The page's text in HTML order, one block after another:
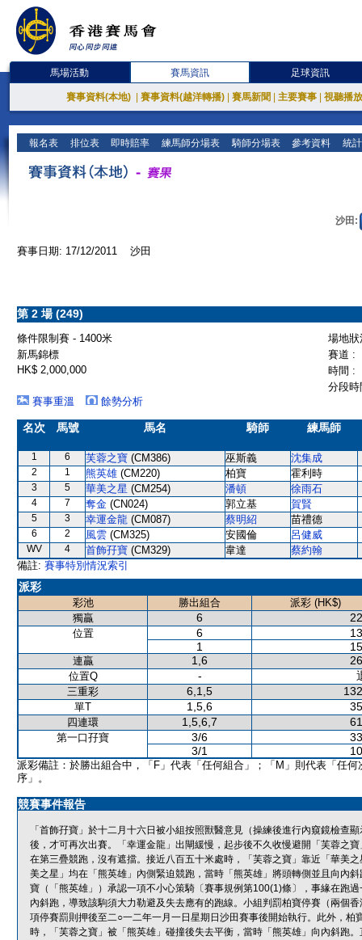
馬場活動 賽馬資訊 足球資訊
賽事資料(本地) 賽事資料(越洋轉播) 賽馬新聞 主要賽事 視聽播
報名表 排位表 即時賠率 練馬師分場表 騎師分場表 參考資料 統
沙田:
賽事日期: 17/12/2011 沙田
第 2 場 (249)
條件限制賽 - 1400米
場地
新馬錦標
賽道 :
HK$ 2,000,000
時間 :
分段
賽事重溫
餘勢分析
名次 馬號 馬名 騎師 練馬師
1 6 芙蓉之寶 (CM386) 巫斯義 沈集成
2 1 熊英雄 (CM220) 柏寶 霍利時
3 5 華美之星 (CM254) 潘頓 徐雨石
4 7 奪金 (CN024) 郭立基 賀賢
5 3 幸運金龍 (CM087) 蔡明紹 苗禮德
6 2 風雲 (CM325) 安國倫 呂健威
WV 4 首飾孖寶 (CM329) 韋達
蔡約翰
備註: 賽事特別情況索引
派彩
彩池 勝出組合
派彩 (HK$)
獨贏
6
位置 6
1
連贏 1,6
位置Q -
三重彩 6,1,5
單T 1,5,6
四連環 1,5,6,7
第一口孖寶 3/6
3/1
派彩備註：於勝出組合中，「F」代表「任何組合」；「M」則代表「任何
序」。
競賽事件報告
「首飾孖寶」於十二月十六日被小組按照獸醫意見（操練後進行內窺鏡檢查
後，才可再次出賽。「幸運金龍」出閘緩慢，起步後不久收慢避開「芙蓉之
在第三疊競跑，沒有遮擋。接近八百五十米處時，「芙蓉之寶」靠近「華美
美之星」均在「熊英雄」內側緊迫競跑，當時「熊英雄」將頭轉側並且向內
寶（「熊英雄」）承認一項不小心策騎〔賽事規例第100(1)條〕，事緣在跑
內斜跑，導致該駒須大力勒避及失去應有的跑線。小組判罰柏寶停賽（兩個
項停賽罰則押後至二○一二年一月一日星期日沙田賽事後開始執行。此外，
時，「芙蓉之寶」被「熊英雄」碰撞後失去平衡，當時「熊英雄」向內斜跑